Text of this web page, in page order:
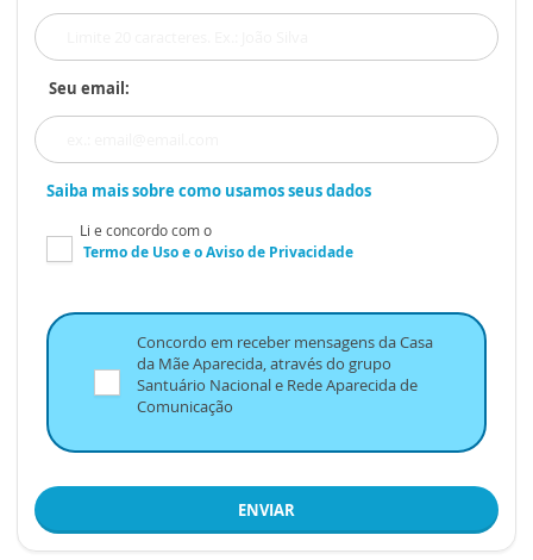
Seu email:
Saiba mais sobre como usamos seus dados
Li e concordo com o
Termo de Usoe oAviso de Privacidade
Concordo em receber mensagens da Casa
da Mãe Aparecida, através do grupo
Santuário Nacional e Rede Aparecida de
Comunicação
ENVIAR